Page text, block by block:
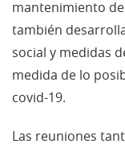
mantenimiento
también
social y medidas
medida de lo
covid-19.
Las reuniones